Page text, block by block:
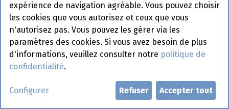
0110 Mini Eclair Vanilla
Chocolate La Lorraine 14 x 12 x
18 gr
Article de commande
Demander un compte
expérience de navigation agréable. Vous pouvez choisir
les cookies que vous autorisez et ceux que vous
n'autorisez pas. Vous pouvez les gérer via les
paramètres des cookies. Si vous avez besoin de plus
d'informations, veuillez consulter notre politique de
confidentialité.
Configurer Refuser Accepter tout